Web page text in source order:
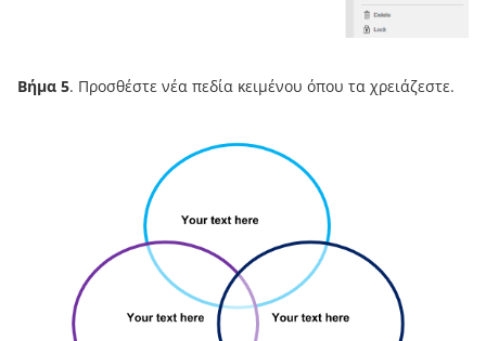
Βήμα 5. Προσθέστε νέα πεδία κειμένου όπου τα χρειάζεστε.